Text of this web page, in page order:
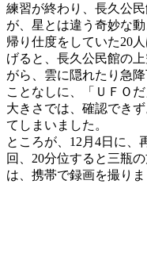
練習が終わり、長久公
が、星とは違う奇妙な
帰り仕度をしていた20
げると、長久公民館の
がら、雲に隠れたり急
ことなしに、「ＵＦＯ
大きさでは、確認でき
てしまいました。
ところが、12月4日に、
回、20分位すると三瓶
は、携帯で録画を撮りま